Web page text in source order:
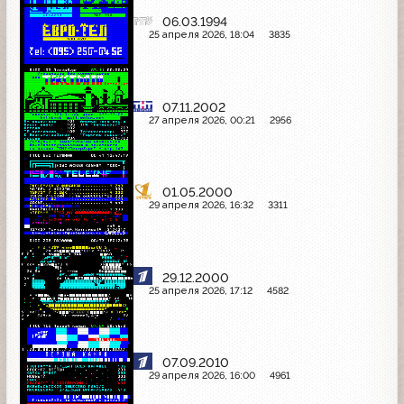
06.03.1994
25 апреля 2026, 18:04 3835
07.11.2002
27 апреля 2026, 00:21 2956
01.05.2000
29 апреля 2026, 16:32 3311
29.12.2000
25 апреля 2026, 17:12 4582
07.09.2010
29 апреля 2026, 16:00 4961